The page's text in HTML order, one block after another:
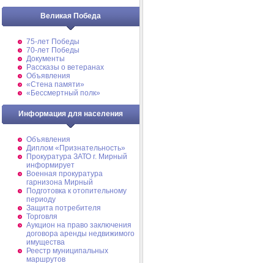
Великая Победа
75-лет Победы
70-лет Победы
Документы
Рассказы о ветеранах
Объявления
«Стена памяти»
«Бессмертный полк»
Информация для населения
Объявления
Диплом «Признательность»
Прокуратура ЗАТО г. Мирный
информирует
Военная прокуратура
гарнизона Мирный
Подготовка к отопительному
периоду
Защита потребителя
Торговля
Аукцион на право заключения
договора аренды недвижимого
имущества
Реестр муниципальных
маршрутов